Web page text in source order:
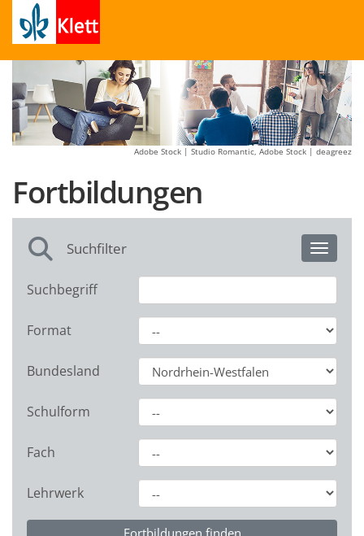
Adobe Stock | Studio Romantic, Adobe Stock | deagreez
Fortbildungen
Toggle
Suchfilter
Suchbegriff
Format
Bundesland
Schulform
Fach
Lehrwerk